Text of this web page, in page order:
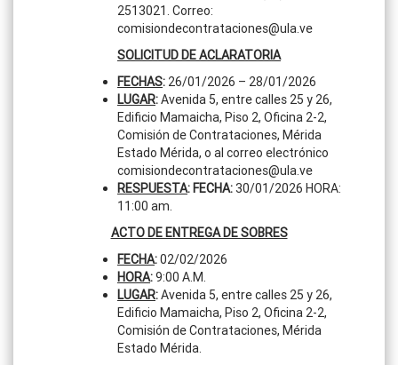
2513021. Correo:
comisiondecontrataciones@ula.ve
SOLICITUD DE ACLARATORIA
FECHAS: 26/01/2026 – 28/01/2026
LUGAR:Avenida 5, entre calles 25 y 26,
Edificio Mamaicha, Piso 2, Oficina 2-2,
Comisión de Contrataciones, Mérida
Estado Mérida, o al correo electrónico
comisiondecontrataciones@ula.ve
RESPUESTA: FECHA:30/01/2026 HORA:
11:00 am.
ACTO DE ENTREGA DE SOBRES
FECHA:02/02/2026
HORA:9:00 A.M.
LUGAR:Avenida 5, entre calles 25 y 26,
Edificio Mamaicha, Piso 2, Oficina 2-2,
Comisión de Contrataciones, Mérida
Estado Mérida.